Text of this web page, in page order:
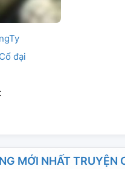
Cổ đại
MỚI NHẤT TRUYỆN